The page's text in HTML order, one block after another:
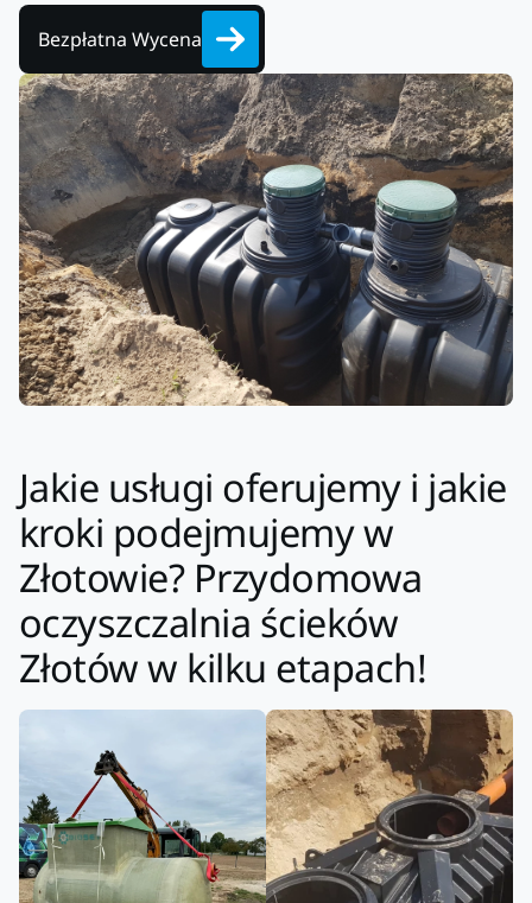
Bezpłatna Wycena
Jakie usługi oferujemy i jakie
kroki podejmujemy w
Złotowie? Przydomowa
oczyszczalnia ścieków
Złotów w kilku etapach!